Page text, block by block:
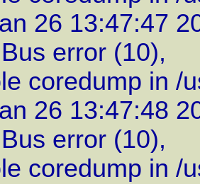
26 13:47:47
error (10),
coredump in /
26 13:47:48
error (10),
coredump in /